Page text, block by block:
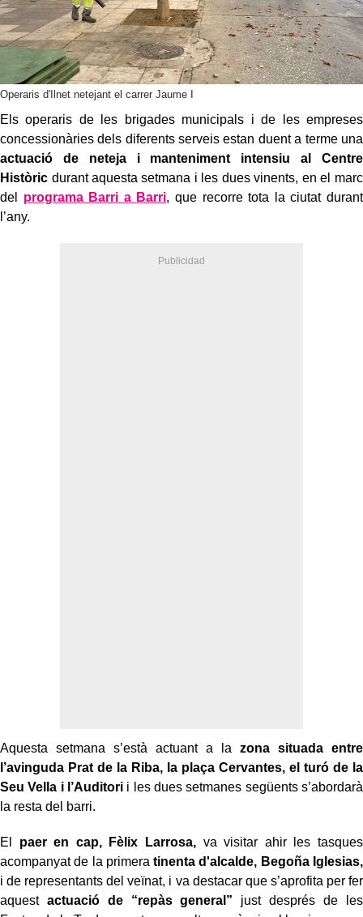
Operaris d'Ilnet netejant el carrer Jaume I
Els operaris de les brigades municipals i de les empreses
concessionàries dels diferents serveis estan duent a terme una
actuació de neteja i manteniment intensiu al Centre
Històric durant aquesta setmana i les dues vinents, en el marc
del programa Barri a Barri, que recorre tota la ciutat durant
l’any.
Aquesta setmana s’està actuant a la zona situada entre
l’avinguda Prat de la Riba, la plaça Cervantes, el turó de la
Seu Vella i l’Auditori i les dues setmanes següents s’abordarà
la resta del barri.
El paer en cap, Fèlix Larrosa,va visitar ahir les tasques
acompanyat de la primeratinenta d'alcalde, Begoña Iglesias,
i de representants del veïnat, i va destacar que s’aprofita per fer
aquest actuació de “repàs general” just després de les